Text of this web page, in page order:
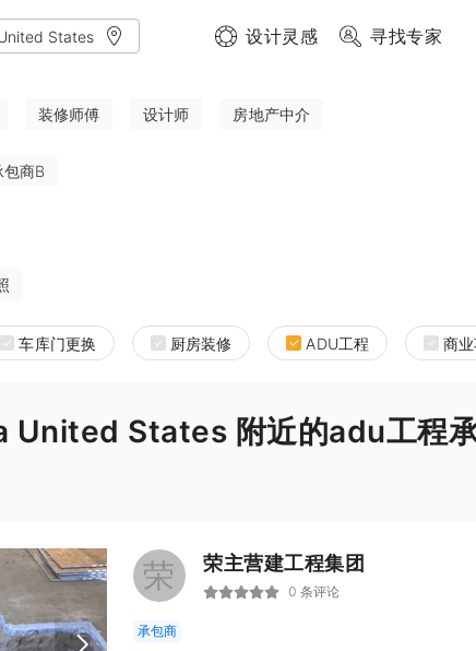
设计灵感 寻找专家
装修师傅 设计师 房地产中介
包商B
车库门更换 厨房装修 ADU工程 商
States 附近的adu工程
荣 荣主营建工程集团
0 条评论
承包商